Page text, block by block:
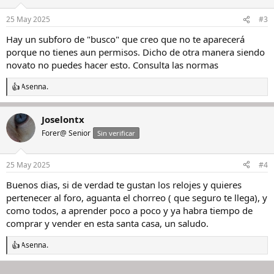
e
:
25 May 2025 #3
Hay un subforo de "busco" que creo que no te aparecerá
porque no tienes aun permisos. Dicho de otra manera siendo
novato no puedes hacer esto. Consulta las normas
R
e
c
c
i
e
:
Asenna.
Joselontx
Forer@ Senior Sin verificar
25 May 2025 #4
Buenos dias, si de verdad te gustan los relojes y quieres
pertenecer al foro, aguanta el chorreo ( que seguro te llega), y
como todos, a aprender poco a poco y ya habra tiempo de
comprar y vender en esta santa casa, un saludo.
R
e
Asenna.